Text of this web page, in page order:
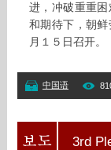
进，冲破重重
和期待下，朝
月１５日召开。
中国语
3rd